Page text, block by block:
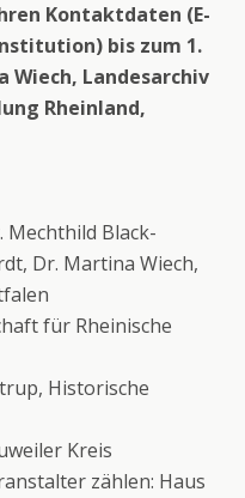
Kontaktdaten (E-
bis zum 1.
Wiech, Landesarchiv
Rheinland,
Mechthild Black-
Dr. Martina Wiech,
für Rheinische
Historische
Kreis
zählen: Haus